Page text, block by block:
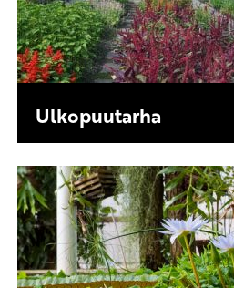
Ulkopuutarha